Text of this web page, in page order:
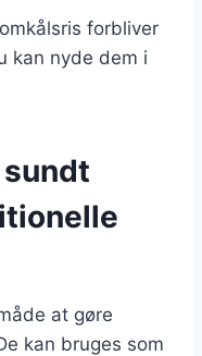
forbliver
kan nyde dem i
at gøre
kan bruges som